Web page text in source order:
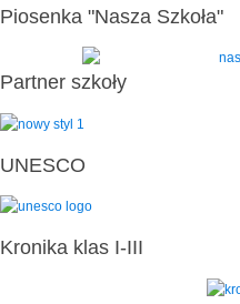
Piosenka "Nasza Szkoła"
Partner szkoły
UNESCO
Kronika klas I-III